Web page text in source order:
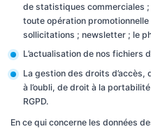
de statistiques commerciales
toute opération
sollicitations ; newsletter ; le
L’actualisation de nos fichiers
La gestion des droits
à l’oubli, de droit à la
RGPD.
En ce qui concerne les données